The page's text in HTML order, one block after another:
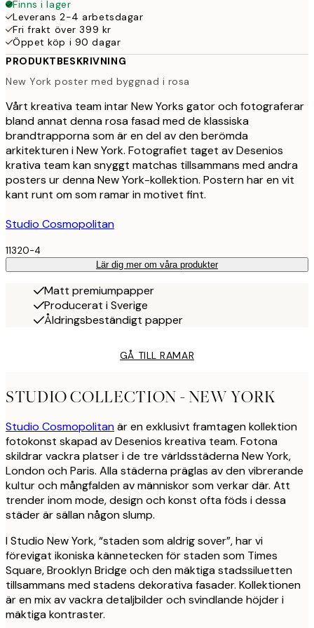
Finns i lager
Leverans 2-4 arbetsdagar
Fri frakt över 399 kr
Öppet köp i 90 dagar
PRODUKTBESKRIVNING
New York poster med byggnad i rosa
Vårt kreativa team intar New Yorks gator och fotograferar
bland annat denna rosa fasad med de klassiska
brandtrapporna som är en del av den berömda
arkitekturen i New York. Fotografiet taget av Desenios
krativa team kan snyggt matchas tillsammans med andra
posters ur denna New York-kollektion. Postern har en vit
kant runt om som ramar in motivet fint.
Studio Cosmopolitan
11320-4
Lär dig mer om våra produkter
Matt premiumpapper
Producerat i Sverige
Åldringsbeständigt papper
GÅ TILL RAMAR
STUDIO COLLECTION - NEW YORK
Studio Cosmopolitanär en exklusivt framtagen kollektion
fotokonst skapad av Desenios kreativa team. Fotona
skildrar vackra platser i de tre världsstäderna New York,
London och Paris. Alla städerna präglas av den vibrerande
kultur och mångfalden av människor som verkar där. Att
trender inom mode, design och konst ofta föds i dessa
städer är sällan någon slump.
I Studio New York, “staden som aldrig sover”, har vi
förevigat ikoniska kännetecken för staden som Times
Square, Brooklyn Bridge och den mäktiga stadssiluetten
tillsammans med stadens dekorativa fasader. Kollektionen
är en mix av vackra detaljbilder och svindlande höjder i
mäktiga kontraster.